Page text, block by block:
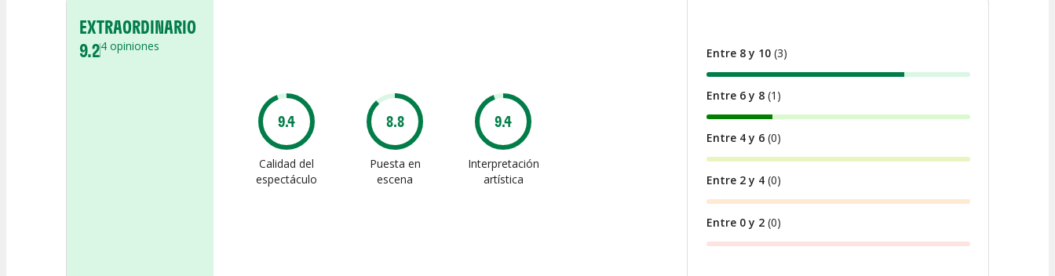
EXTRAORDINARIO
9.24 opiniones
9.4
Calidad del
espectáculo
8.8
Puesta en
escena
9.4
Interpretación
artística
Entre 8 y 10 (3)
Entre 6 y 8 (1 )
Entre 4 y 6 (0)
Entre 2 y 4 (0)
Entre 0 y 2 (0)